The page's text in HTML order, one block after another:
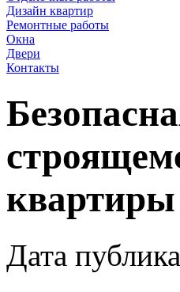
Дизайн квартир
Ремонтные работы
Окна
Двери
Контакты
Дата